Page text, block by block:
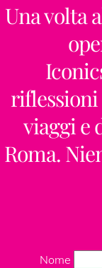
Una volta
viaggi e
Roma.
Nome